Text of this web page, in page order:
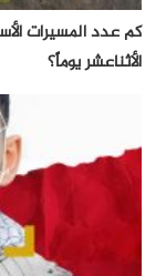
كم عدد المسيرات
الأثناعشر يوماً؟